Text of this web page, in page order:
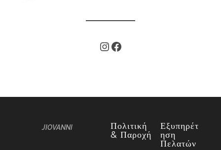
JIOVANNI
Πολιτική
& Παροχή
Εξυπηρέτ
Ηση
Πελατών